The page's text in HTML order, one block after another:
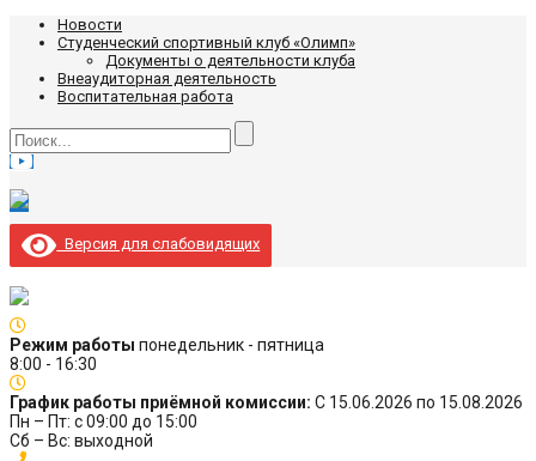
Новости
Студенческий спортивный клуб «Олимп»
Документы о деятельности клуба
Внеаудиторная деятельность
Воспитательная работа
Версия для слабовидящих
Режим работы понедельник - пятница
8:00 - 16:30
График работы приёмной комиссии: С 15.06.2026 по 15.08.2026
Пн – Пт: с 09:00 до 15:00
Сб – Вс: выходной